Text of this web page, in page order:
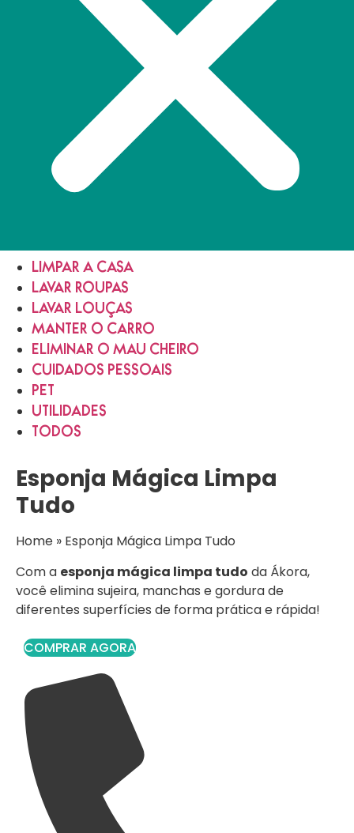
LIMPAR A CASA
LAVAR ROUPAS
LAVAR LOUÇAS
MANTER O CARRO
ELIMINAR O MAU CHEIRO
CUIDADOS PESSOAIS
PET
UTILIDADES
TODOS
Esponja Mágica Limpa
Tudo
Home » Esponja Mágica Limpa Tudo
Com a esponja mágica limpa tudo da Ákora,
você elimina sujeira, manchas e gordura de
diferentes superfícies de forma prática e rápida!
COMPRAR AGORA